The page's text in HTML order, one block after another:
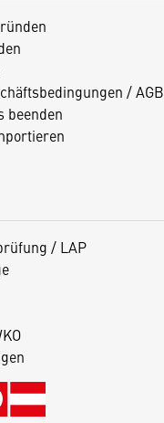
/ AGB
beenden
/ LAP